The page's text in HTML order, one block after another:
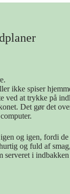
ikke spiser
ved at trykke på
Det gør det
og igen, fordi
og fuld af
serveret i